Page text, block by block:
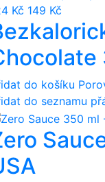
Kč 149 Kč
do košíku
do seznamu